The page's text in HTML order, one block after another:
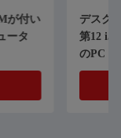
デスクトップの小
第12 i5 1235Uの小